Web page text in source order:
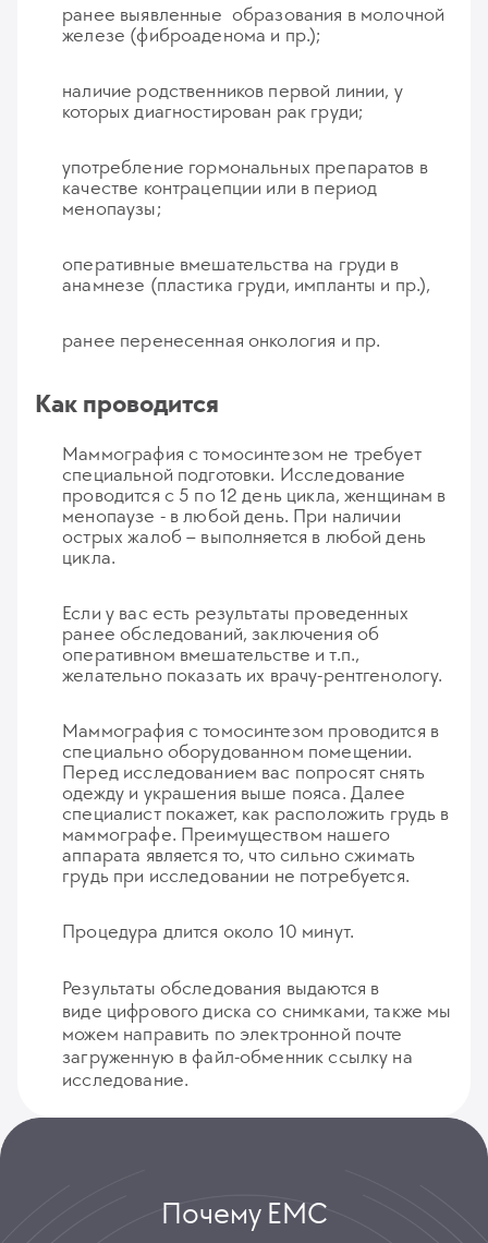
ранее выявленные образования в молочной
железе (фиброаденома и пр.);
наличие родственников первой линии, у
которых диагностирован рак груди;
употребление гормональных препаратов в
качестве контрацепции или в период
менопаузы;
оперативные вмешательства на груди в
анамнезе (пластика груди, импланты и пр.),
ранее перенесенная онкология и пр.
Как проводится
Маммография с томосинтезом не требует
специальной подготовки. Исследование
проводится с 5 по 12 день цикла, женщинам в
менопаузе - в любой день. При наличии
острых жалоб – выполняется в любой день
цикла.
Если у вас есть результаты проведенных
ранее обследований, заключения об
оперативном вмешательстве и т.п.,
желательно показать их врачу-рентгенологу.
Маммография с томосинтезом проводится в
специально оборудованном помещении.
Перед исследованием вас попросят снять
одежду и украшения выше пояса. Далее
специалист покажет, как расположить грудь в
маммографе. Преимуществом нашего
аппарата является то, что сильно сжимать
грудь при исследовании не потребуется.
Процедура длится около 10 минут.
Результаты обследования выдаются в
виде цифрового диска со снимками, также мы
можем направить по электронной почте
загруженную в файл-обменник ссылку на
исследование.
Почему ЕМС